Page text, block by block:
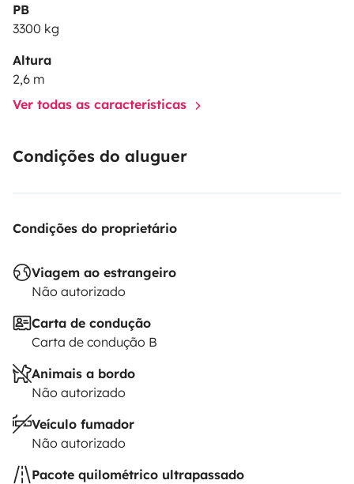
PB
3300 kg
Altura
2,6 m
Ver todas as características
Condições do aluguer
Condições do proprietário
Viagem ao estrangeiro
Não autorizado
Carta de condução
Carta de condução B
Animais a bordo
Não autorizado
Veículo fumador
Não autorizado
Pacote quilométrico ultrapassado